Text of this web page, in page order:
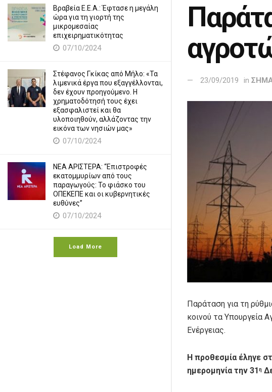
Βραβεία Ε.Ε.Α.: Έφτασε η μεγάλη
ώρα για τη γιορτή της
μικρομεσαίας
επιχειρηματικότητας
07/10/2024
Στέφανος Γκίκας από Μήλο: «Τα
λιμενικά έργα που εξαγγέλλονται,
δεν έχουν προηγούμενο. Η
χρηματοδότησή τους έχει
εξασφαλιστεί και θα
υλοποιηθούν, αλλάζοντας την
εικόνα των νησιών μας»
07/10/2024
ΝΕΑ ΑΡΙΣΤΕΡΑ: “Επιστροφές
εκατομμυρίων από τους
παραγωγούς: Το φιάσκο του
ΟΠΕΚΕΠΕ και οι κυβερνητικές
ευθύνες”
07/10/2024
Load More
23/09/2019 in
Παράταση για τη
κοινού τα Υπουργεία
Ενέργειας.
Η προθεσμία έληγε
ημερομηνία την 31η